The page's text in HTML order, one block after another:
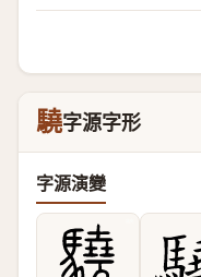
驍字源字形
字源演變